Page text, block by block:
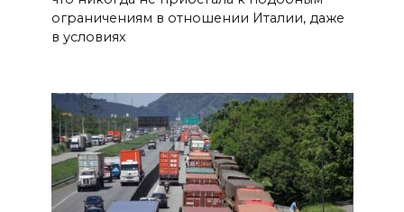
ограничениям в отношении Италии, даже
в условиях